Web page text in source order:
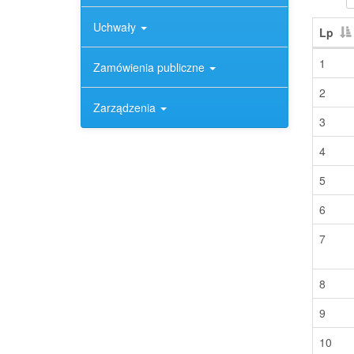
Uchwały
Zamówienia publiczne
Zarządzenia
Lp
1
2
3
4
5
6
7
8
9
10